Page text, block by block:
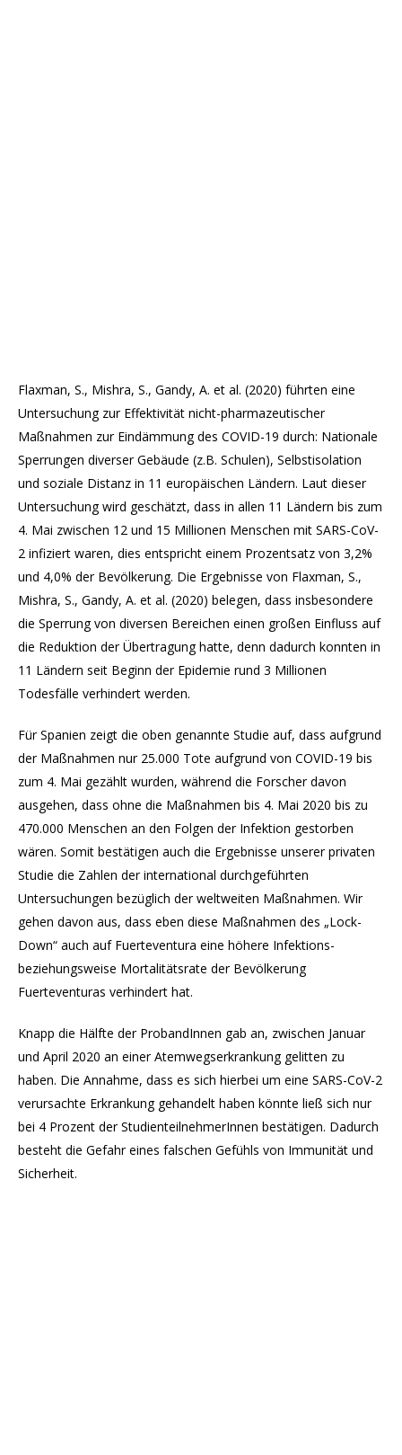
Flaxman, S., Mishra, S., Gandy, A. et al. (2020) führten eine
Untersuchung zur Effektivität nicht-pharmazeutischer
Maßnahmen zur Eindämmung des COVID-19 durch: Nationale
Sperrungen diverser Gebäude (z.B. Schulen), Selbstisolation
und soziale Distanz in 11 europäischen Ländern. Laut dieser
Untersuchung wird geschätzt, dass in allen 11 Ländern bis zum
4. Mai zwischen 12 und 15 Millionen Menschen mit SARS-CoV-
2 infiziert waren, dies entspricht einem Prozentsatz von 3,2%
und 4,0% der Bevölkerung. Die Ergebnisse von Flaxman, S.,
Mishra, S., Gandy, A. et al. (2020) belegen, dass insbesondere
die Sperrung von diversen Bereichen einen großen Einfluss auf
die Reduktion der Übertragung hatte, denn dadurch konnten in
11 Ländern seit Beginn der Epidemie rund 3 Millionen
Todesfälle verhindert werden.
Für Spanien zeigt die oben genannte Studie auf, dass aufgrund
der Maßnahmen nur 25.000 Tote aufgrund von COVID-19 bis
zum 4. Mai gezählt wurden, während die Forscher davon
ausgehen, dass ohne die Maßnahmen bis 4. Mai 2020 bis zu
470.000 Menschen an den Folgen der Infektion gestorben
wären. Somit bestätigen auch die Ergebnisse unserer privaten
Studie die Zahlen der international durchgeführten
Untersuchungen bezüglich der weltweiten Maßnahmen. Wir
gehen davon aus, dass eben diese Maßnahmen des „Lock-
Down“ auch auf Fuerteventura eine höhere Infektions-
beziehungsweise Mortalitätsrate der Bevölkerung
Fuerteventuras verhindert hat.
Knapp die Hälfte der ProbandInnen gab an, zwischen Januar
und April 2020 an einer Atemwegserkrankung gelitten zu
haben. Die Annahme, dass es sich hierbei um eine SARS-CoV-2
verursachte Erkrankung gehandelt haben könnte ließ sich nur
bei 4 Prozent der StudienteilnehmerInnen bestätigen. Dadurch
besteht die Gefahr eines falschen Gefühls von Immunität und
Sicherheit.